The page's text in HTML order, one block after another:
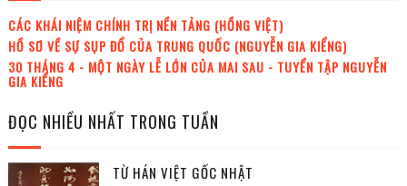
CÁC KHÁI NIỆM CHÍNH TRỊ NỀN TẢNG (HỒNG VIỆT)
HỒ SƠ VỀ SỰ SỤP ĐỔ CỦA TRUNG QUỐC (NGUYỄN GIA KIỂNG)
30 THÁNG 4 - MỘT NGÀY LỄ LỚN CỦA MAI SAU - TUYỂN TẬP NGUYỄN
GIA KIỂNG
ĐỌC NHIỀU NHẤT TRONG TUẦN
TỪ HÁN VIỆT GỐC NHẬT